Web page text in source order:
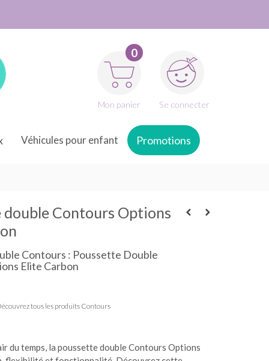
0
Mon panier Se connecter
Véhicules pour enfant Promotions
double Contours Options
Contours : Poussette Double
Elite Carbon
tous les produits Contours
du temps, la poussette double Contours Options